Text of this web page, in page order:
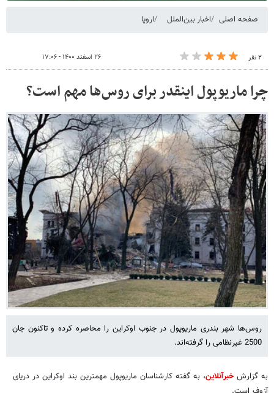
صفحه اصلی اخبار بین‌الملل اروپا
۲ نفر ۲۶ اسفند ۱۴۰۰ - ۱۷:۰۶
چرا ماریوپول اینقدر برای روس‌ها مهم است؟
روس‌ها شهر بندری ماریوپول در جنوب اوکراین را محاصره کرده و تاکنون جان
2500 غیرنظامی را گرفته‌اند.
به گزارشخبرآنلاین، به گفته کارشناسان ماریوپول مهمترین بند اوکراین در دریای